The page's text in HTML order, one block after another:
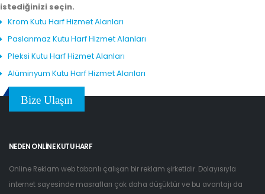
istediğinizi seçin.
Krom Kutu Harf Hizmet Alanları
Paslanmaz Kutu Harf Hizmet Alanları
Pleksi Kutu Harf Hizmet Alanları
Alüminyum Kutu Harf Hizmet Alanları
Bize Ulaşın
NEDEN ONLINE KUTU HARF
Online Reklam web tabanlı çalışan bir reklam şirketidir. Dolayısıyla
internet sayesinde masrafları çok daha düşüktür ve bu avantajı da